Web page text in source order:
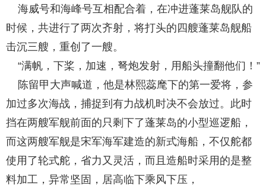
海威号和海峰号互相配合着，在冲进蓬莱岛舰队的
时候，共进行了两次齐射，将打头的四艘蓬莱岛舰船
击沉三艘，重创了一艘。
“满帆，下桨，加速，弩炮发射，用船头撞翻他们！”
陈留甲大声喊道，他是林熙蕊麾下的第一爱将，参
加过多次海战，捕捉到有力战机时决不会放过。此时
挡在两艘军舰前面的只剩下了蓬莱岛的小型巡逻船，
而这两艘军舰是宋军海军建造的新式海船，不仅舵都
使用了轮式舵，省力又灵活，而且造船时采用的是整
料加工，异常坚固，居高临下乘风下压，